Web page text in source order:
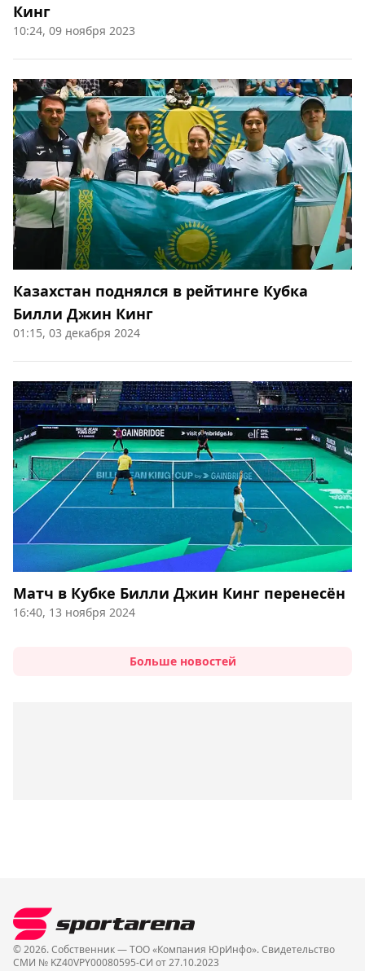
Кинг
10:24, 09 ноября 2023
Казахстан поднялся в рейтинге Кубка
Билли Джин Кинг
01:15, 03 декабря 2024
Матч в Кубке Билли Джин Кинг перенесён
16:40, 13 ноября 2024
Больше новостей
© 2026. Собственник — ТОО «Компания ЮрИнфо». Cвидетельство
СМИ № KZ40VPY00080595-СИ от 27.10.2023